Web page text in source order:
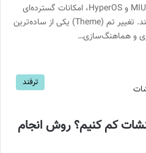
گوشی‌های شیائومی با رابط کاربری MIUI و HyperOS، امکانات گسترده‌ای
برای شخصی‌سازی ظاهر ارائه می‌دهند. تغییر تم (Theme) یکی از ساده‌ترین
و هماهنگ‌سازی…
ترفند
کم کنیم؟ روش انجام